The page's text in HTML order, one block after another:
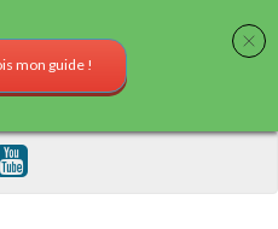
mon guide !